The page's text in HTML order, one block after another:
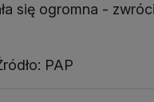
się ogromna -
PAP